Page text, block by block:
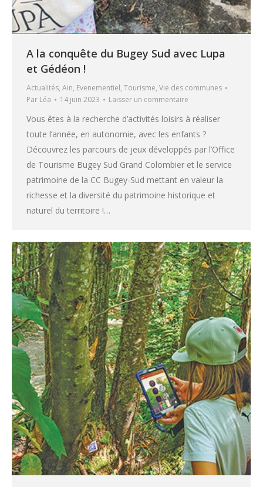
A la conquête du Bugey Sud avec Lupa
et Gédéon !
Actualités, Ain, Evenementiel, Tourisme, Vie des communes
Par Léa 14 juin 2023 Laisser un commentaire
Vous êtes à la recherche d’activités loisirs à réaliser
toute l’année, en autonomie, avec les enfants ?
Découvrez les parcours de jeux développés par l’Office
de Tourisme Bugey Sud Grand Colombier et le service
patrimoine de la CC Bugey-Sud mettant en valeur la
richesse et la diversité du patrimoine historique et
naturel du territoire !…